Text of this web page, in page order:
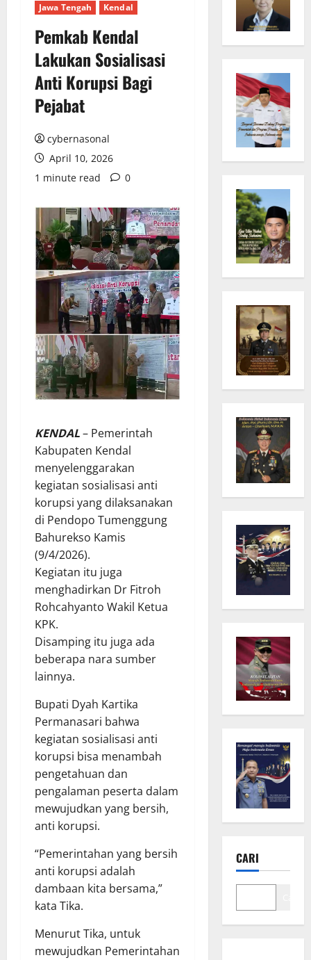
Jawa Tengah
Kendal
Pemkab Kendal
Lakukan Sosialisasi
Anti Korupsi Bagi
Pejabat
cybernasonal
April 10, 2026
1 minute read
0
KENDAL– Pemerintah
Kabupaten Kendal
menyelenggarakan
kegiatan sosialisasi anti
korupsi yang dilaksanakan
di Pendopo Tumenggung
Bahurekso Kamis
(9/4/2026).
Kegiatan itu juga
menghadirkan Dr Fitroh
Rohcahyanto Wakil Ketua
KPK.
Disamping itu juga ada
beberapa nara sumber
lainnya.
Bupati Dyah Kartika
Permanasari bahwa
kegiatan sosialisasi anti
korupsi bisa menambah
pengetahuan dan
pengalaman peserta dalam
mewujudkan yang bersih,
anti korupsi.
“Pemerintahan yang bersih
anti korupsi adalah
dambaan kita bersama,”
kata Tika.
Menurut Tika, untuk
mewujudkan Pemerintahan
CARI